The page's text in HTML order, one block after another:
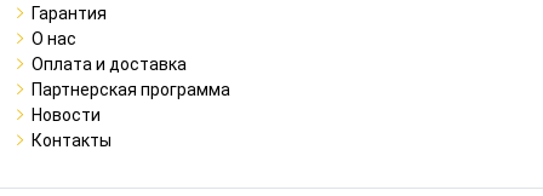
Гарантия
О нас
Оплата и доставка
Партнерская программа
Новости
Контакты